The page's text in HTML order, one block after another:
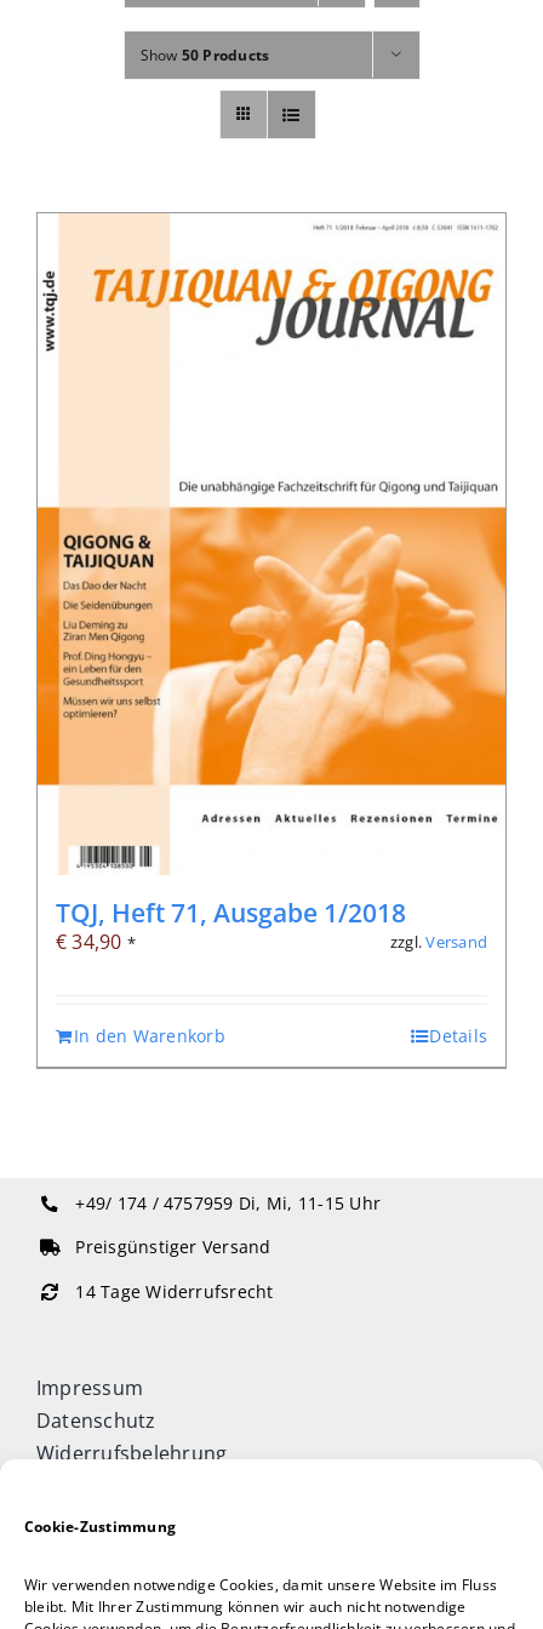
Cookie-Zustimmung
Wir verwenden notwendige Cookies, damit unsere Website im Fluss
bleibt. Mit Ihrer Zustimmung können wir auch nicht notwendige
Fachbücher
Poster, Karten, Medien
Show 50 Products
TQJ, Heft 71, Ausgabe 1/2018
€34,90 * zzgl.Versand
In den Warenkorb Details
+49/ 174 / 4757959 Di, Mi, 11-15 Uhr
Preisgünstiger Versand
14 Tage Widerrufsrecht
Impressum
Datenschutz
Widerrufsbelehrung
Allgemeine Geschäftsbedingungen
Taijiquan & Qigong Journal